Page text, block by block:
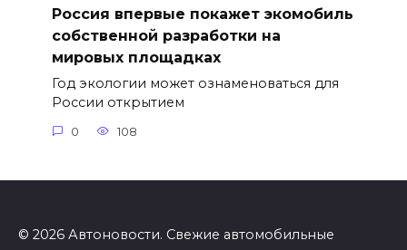
Россия впервые покажет экомобиль
собственной разработки на
мировых площадках
Год экологии может ознаменоваться для
России открытием
0 108
© 2026 Автоновости. Свежие автомобильные